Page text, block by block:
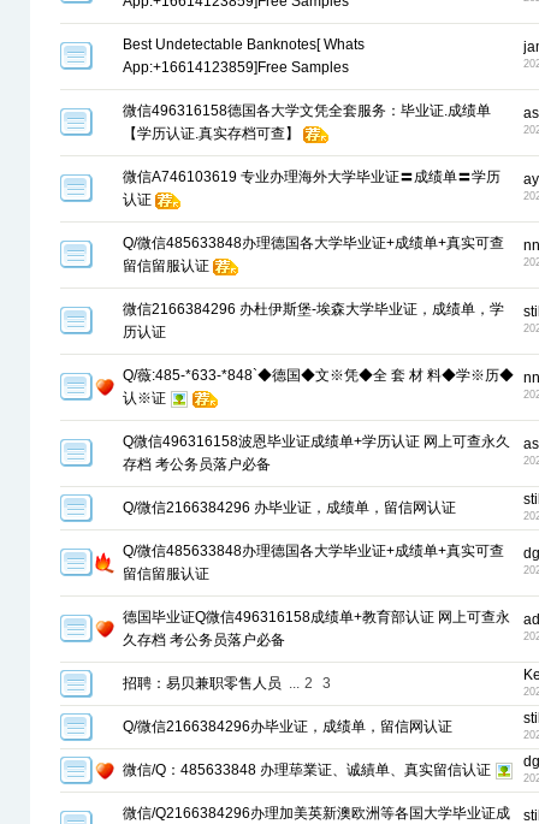
Best Undetectable Banknotes[ Whats
App:+16614123859]Free Samples
微信496316158德国各大学文凭全套服务：毕业证.成绩单
【学历认证.真实存档可查】
微信A746103619 专业办理海外大学毕业证〓成绩单〓学历
认证
Q/微信485633848办理德国各大学毕业证+成绩单+真实可查
留信留服认证
微信2166384296 办杜伊斯堡-埃森大学毕业证，成绩单，学
历认证
Q/薇:485-*633-*848`◆德国◆文※凭◆全 套 材 料◆学※历◆
认※证
Q微信496316158波恩毕业证成绩单+学历认证 网上可查永久
存档 考公务员落户必备
Q/微信2166384296 办毕业证，成绩单，留信网认证
Q/微信485633848办理德国各大学毕业证+成绩单+真实可查
留信留服认证
德国毕业证Q微信496316158成绩单+教育部认证 网上可查永
久存档 考公务员落户必备
招聘：易贝兼职零售人员 ... 2 3
Q/微信2166384296办毕业证，成绩单，留信网认证
微信/Q：485633848 办理荜業证、诚績单、真实留信认证
微信/Q2166384296办理加美英新澳欧洲等各国大学毕业证成